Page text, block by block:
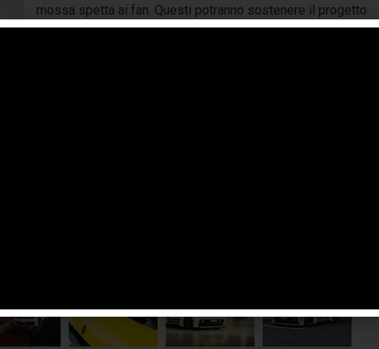
mossa spetta ai fan. Questi potranno sostenere il progetto
LEGO Renault 5 Turbo 3E sulla piattaforma LEGO Ideas,
esprimere il proprio voto sulla
ed avere la possibilità di prenotarla e personalizzarla:
r5-turbo-3e.html